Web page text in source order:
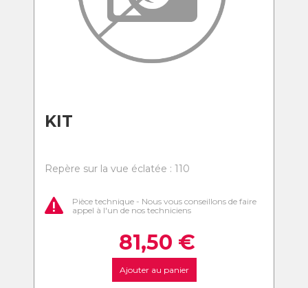
KIT
Repère sur la vue éclatée : 110
Pièce technique - Nous vous conseillons de faire
appel à l'un de nos techniciens
81,50 €
Ajouter au panier